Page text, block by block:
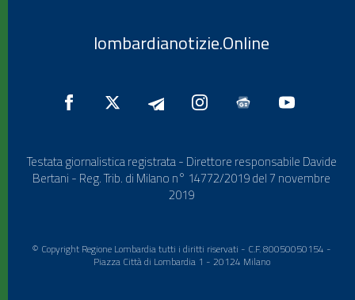
lombardianotizie.Online
Testata giornalistica registrata - Direttore responsabile Davide
Bertani - Reg. Trib. di Milano n° 14772/2019 del 7 novembre
2019
© Copyright Regione Lombardia tutti i diritti riservati - C.F. 80050050154 -
Piazza Città di Lombardia 1 - 20124 Milano